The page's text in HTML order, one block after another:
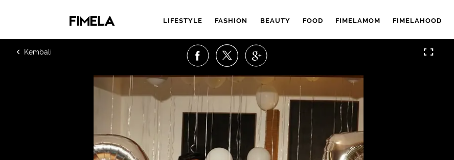
LIFESTYLE FASHION BEAUTY FOOD FIMELAMOM FIMELAHOOD